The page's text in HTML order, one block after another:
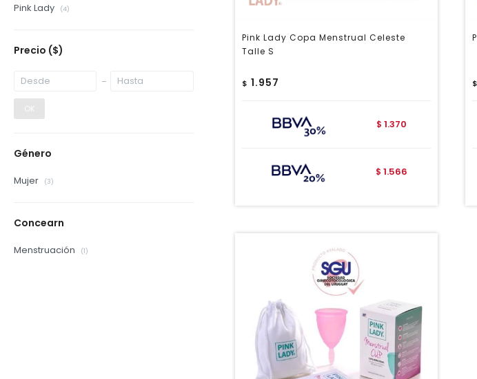
Pink Lady Copa Menstrual Celeste
Talle S
$ 1.957
$ 1.370
$ 1.566
$
Pink Lady (4)
Precio ($)
OK
Género
Mujer (3)
Concearn
Menstruación (1)